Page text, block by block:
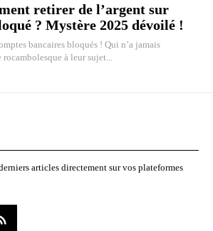
retirer de l’argent sur
? Mystère 2025 dévoilé !
bancaires bloqués ! Qui n’a jamais
à leur sujet...
articles directement sur vos plateformes